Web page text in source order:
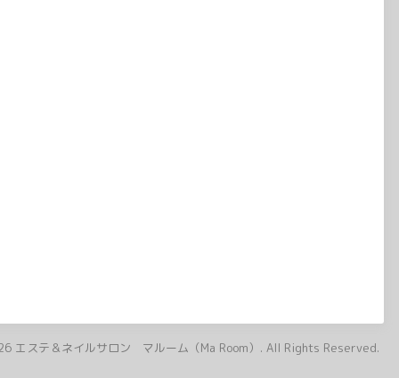
エステ＆ネイルサロン マルーム（Ma Room） . All Rights Reserved.